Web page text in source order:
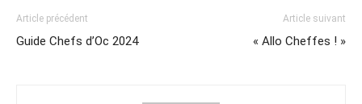
Article précédent
Guide Chefs d’Oc 2024
Article suivant
« Allo Cheffes ! »